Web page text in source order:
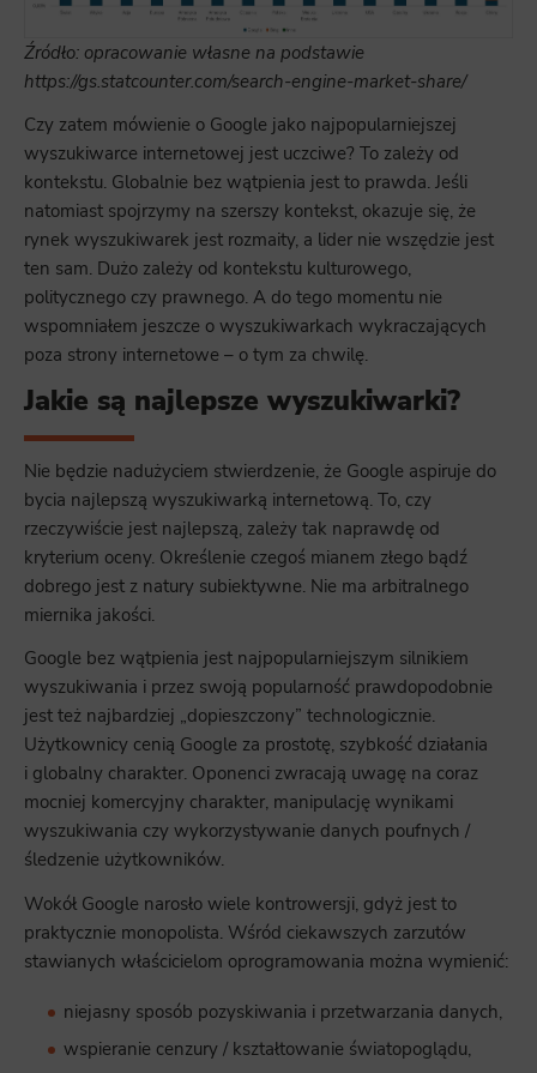
Źródło: opracowanie własne na podstawie
https://gs.statcounter.com/search-engine-market-share/
Czy zatem mówienie o Google jako najpopularniejszej
wyszukiwarce internetowej jest uczciwe? To zależy od
kontekstu. Globalnie bez wątpienia jest to prawda. Jeśli
natomiast spojrzymy na szerszy kontekst, okazuje się, że
rynek wyszukiwarek jest rozmaity, a lider nie wszędzie jest
ten sam. Dużo zależy od kontekstu kulturowego,
politycznego czy prawnego. A do tego momentu nie
wspomniałem jeszcze o wyszukiwarkach wykraczających
poza strony internetowe – o tym za chwilę.
Jakie są najlepsze wyszukiwarki?
Nie będzie nadużyciem stwierdzenie, że Google aspiruje do
bycia najlepszą wyszukiwarką internetową. To, czy
rzeczywiście jest najlepszą, zależy tak naprawdę od
kryterium oceny. Określenie czegoś mianem złego bądź
dobrego jest z natury subiektywne. Nie ma arbitralnego
miernika jakości.
Google bez wątpienia jest najpopularniejszym silnikiem
wyszukiwania i przez swoją popularność prawdopodobnie
jest też najbardziej „dopieszczony” technologicznie.
Użytkownicy cenią Google za prostotę, szybkość działania
i globalny charakter. Oponenci zwracają uwagę na coraz
mocniej komercyjny charakter, manipulację wynikami
wyszukiwania czy wykorzystywanie danych poufnych /
śledzenie użytkowników.
Wokół Google narosło wiele kontrowersji, gdyż jest to
praktycznie monopolista. Wśród ciekawszych zarzutów
stawianych właścicielom oprogramowania można wymienić:
niejasny sposób pozyskiwania i przetwarzania danych,
wspieranie cenzury / kształtowanie światopoglądu,